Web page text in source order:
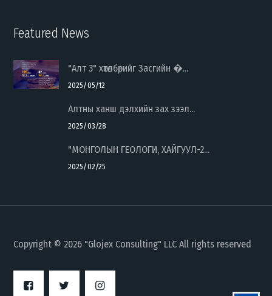
Featured News
"Алт 3" хөтөлбөрийг Засгийн �...
2025/05/12
Алтны ханш дэлхийн зах зээл...
2025/03/28
"МОНГОЛЫН ГЕОЛОГИ, ХАЙГУУЛ-2...
2025/02/25
Copyright © 2026 "Glojex Consulting" LLC All rights reserved